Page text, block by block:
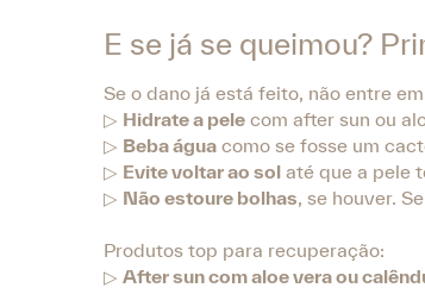
E se já se queimou?
Se o dano já está feito, não entre
▷ Hidrate a pele com after sun ou
▷ Beba água como se fosse um
▷ Evite voltar ao sol até que a pele
▷ Não estoure bolhas, se houver.
Produtos top para recuperação:
▷ After sun com aloe vera ou